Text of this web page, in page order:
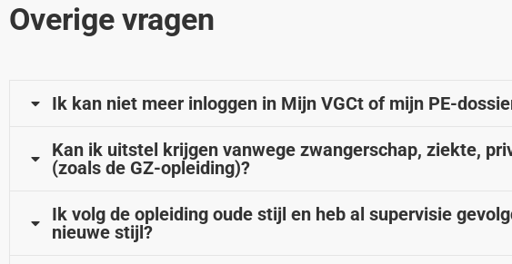
Overige vragen
Ik kan niet meer inloggen in Mijn VGCt of mijn PE-
Kan ik uitstel krijgen vanwege zwangerschap, ziekte,
(zoals de GZ-opleiding)?
Ik volg de opleiding oude stijl en heb al supervisie
nieuwe stijl?